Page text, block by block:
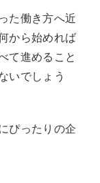
た働き方へ近
から始めれば
て進めること
いでしょう
ぴったりの企